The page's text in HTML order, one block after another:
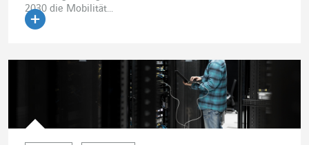
2030 die Mobilität...